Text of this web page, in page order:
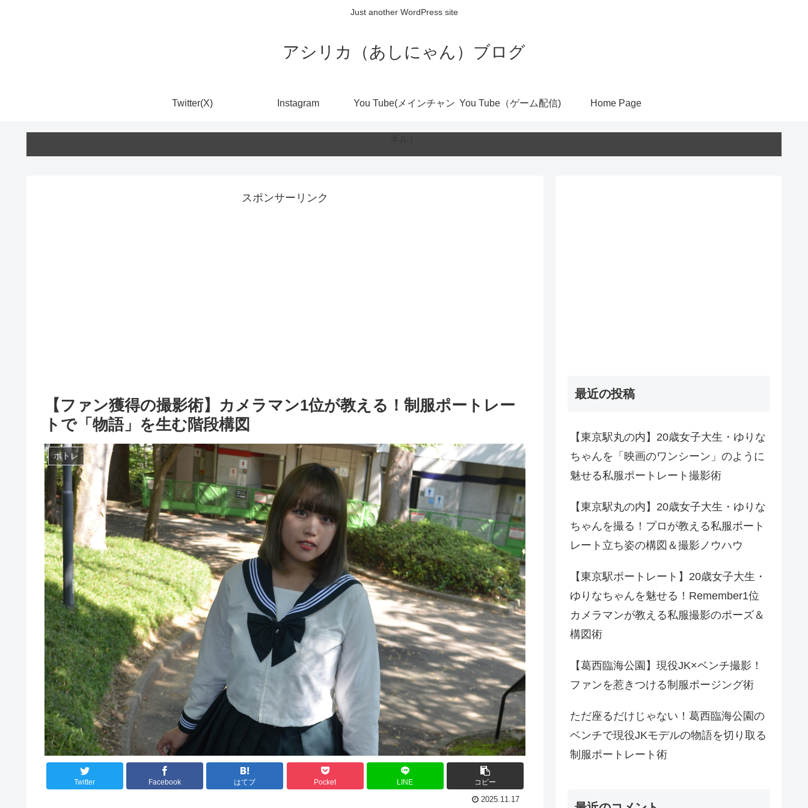
Just another WordPress site
アシリカ（あしにゃん）ブログ
Twitter(X) Instagram You Tube(メインチャン You Tube（ゲーム配信) Home Page
スポンサーリンク
【ファン獲得の撮影術】カメラマン1位が教える！制服ポートレー
トで「物語」を生む階段構図
ポトレ
Twitter Facebook はてブ Pocket LINE コピー
2025.11.17
最近の投稿
【東京駅丸の内】20歳女子大生・ゆりな
ちゃんを「映画のワンシーン」のように
魅せる私服ポートレート撮影術
【東京駅丸の内】20歳女子大生・ゆりな
ちゃんを撮る！プロが教える私服ポート
レート立ち姿の構図＆撮影ノウハウ
【東京駅ポートレート】20歳女子大生・
ゆりなちゃんを魅せる！Remember1位
カメラマンが教える私服撮影のポーズ＆
構図術
【葛西臨海公園】現役JK×ベンチ撮影！
ファンを惹きつける制服ポージング術
ただ座るだけじゃない！葛西臨海公園の
ベンチで現役JKモデルの物語を切り取る
制服ポートレート術